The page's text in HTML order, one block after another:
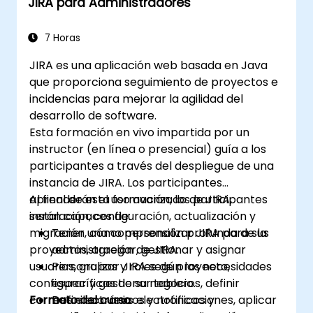
7 Horas
JIRA es una aplicación web basada en Java
que proporciona seguimiento de proyectos e
incidencias para mejorar la agilidad del
desarrollo de software.
Esta formación en vivo impartida por un
instructor (en línea o presencial) guía a los
participantes a través del despliegue de una
instancia de JIRA. Los participantes
aprenderán el uso avanzado de JIRA,
instalación, configuración, actualización y
migración, cómo personalizar JIRA para sus
proyectos, agregar, gestionar y asignar
usuarios, grupos y roles de proyecto,
configurar y gestionar tableros, definir
correos electrónicos y notificaciones, aplicar
Al final de esta formación, los participantes
serán capaces de:
Tener una comprensión profunda de la
administración de JIRA.
Personalizar JIRA según las necesidades
específicas de su negocio.
Definir correos electrónicos y
Formato del curso